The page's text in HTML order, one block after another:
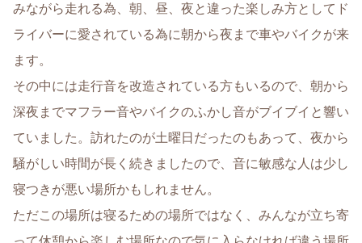
みながら走れる為、朝、昼、夜と違った楽しみ方としてド
ライバーに愛されている為に朝から夜まで車やバイクが来
ます。
その中には走行音を改造されている方もいるので、朝から
深夜までマフラー音やバイクのふかし音がブイブイと響い
ていました。訪れたのが土曜日だったのもあって、夜から
騒がしい時間が長く続きましたので、音に敏感な人は少し
寝つきが悪い場所かもしれません。
ただこの場所は寝るための場所ではなく、みんなが立ち寄